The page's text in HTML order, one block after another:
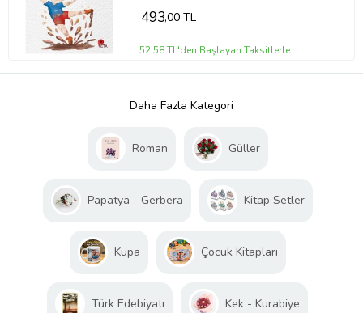
493,00 TL
52,58 TL'den Başlayan Taksitlerle
Daha Fazla Kategori
Roman Güller
Papatya - Gerbera Kitap Setler
Kupa Çocuk Kitapları
Türk Edebiyatı Kek - Kurabiye